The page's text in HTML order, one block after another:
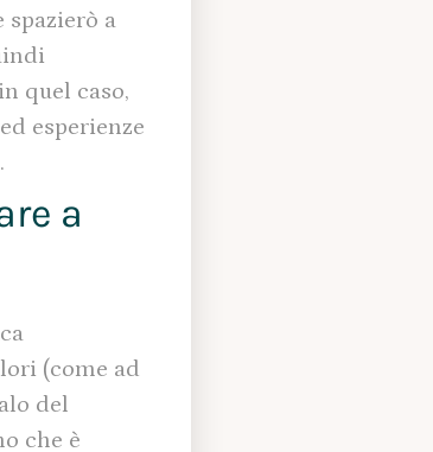
a
quel caso,
esperienze
a
(come ad
del
che è